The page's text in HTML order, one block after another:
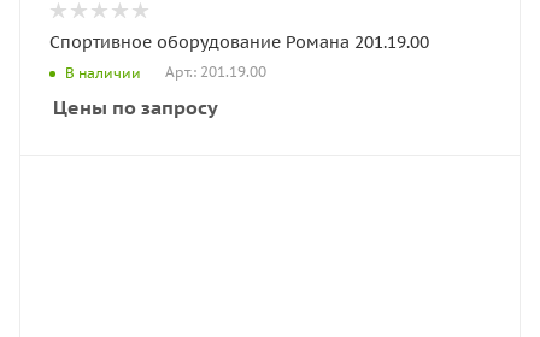
Спортивное оборудование Романа 201.19.00
В наличии Арт.: 201.19.00
Цены по запросу